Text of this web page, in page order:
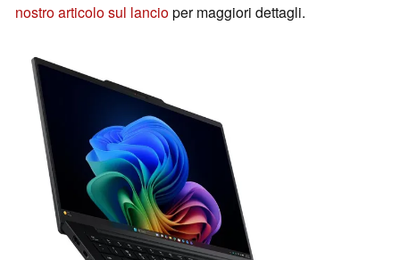
nostro articolo sul lancioper maggiori dettagli.